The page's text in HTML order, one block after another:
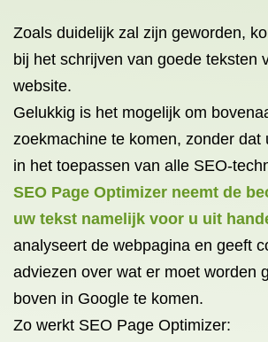
Zoals duidelijk zal zijn geworden,
bij het schrijven van goede teksten
website.
Gelukkig is het mogelijk om
zoekmachine te komen, zonder dat
in het toepassen van alle SEO-
SEO Page Optimizer neemt de
uw tekst namelijk voor u uit
analyseert de webpagina en geeft
adviezen over wat er moet worden
boven in Google te komen.
Zo werkt SEO Page Optimizer: